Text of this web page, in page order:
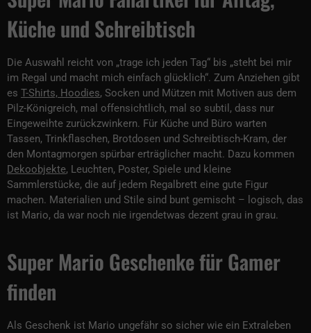
Küche und Schreibtisch
Die Auswahl reicht von „trage ich jeden Tag“ bis „steht bei mir
im Regal und macht mich einfach glücklich“. Zum Anziehen gibt
es T-Shirts, Hoodies, Socken und Mützen mit Motiven aus dem
Pilz-Königreich, mal offensichtlich, mal so subtil, dass nur
Eingeweihte zurückzwinkern. Für Küche und Büro warten
Tassen, Trinkflaschen, Brotdosen und Schreibtisch-Kram, der
den Montagmorgen spürbar erträglicher macht. Dazu kommen
Dekoobjekte, Leuchten, Poster, Spiele und kleine
Sammlerstücke, die auf jedem Regalbrett eine gute Figur
machen. Materialien und Stile sind bunt gemischt – logisch, das
ist Mario, da war noch nie irgendetwas dezent grau in grau.
Super Mario Geschenke für Gamer
finden
Als Geschenk ist Mario ungefähr so sicher wie ein Extraleben